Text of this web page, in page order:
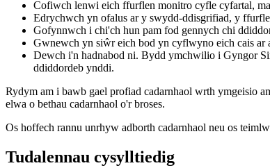
Cofiwch lenwi eich ffurflen monitro cyfle cyfartal,
Edrychwch yn ofalus ar y swydd-ddisgrifiad, y
Gofynnwch i chi'ch hun pam fod gennych chi
Gwnewch yn siŵr eich bod yn cyflwyno eich cais ar
Dewch i'n hadnabod ni. Bydd ymchwilio i Gyngor
ddiddordeb ynddi.
Rydym am i bawb gael profiad cadarnhaol wrth ymgeisio
elwa o bethau cadarnhaol o'r broses.
Os hoffech rannu unrhyw adborth cadarnhaol neu os
Tudalennau cysylltiedig